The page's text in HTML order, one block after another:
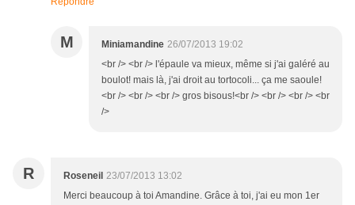
M Miniamandine 26/07/2013 19:02
<br /> <br /> l'épaule va mieux, même si j'ai galéré au
boulot! mais là, j'ai droit au tortocoli... ça me saoule!
<br /> <br /> <br /> gros bisous!<br /> <br /> <br /> <br
/>
R Roseneil 23/07/2013 13:02
Merci beaucoup à toi Amandine. Grâce à toi, j'ai eu mon 1er